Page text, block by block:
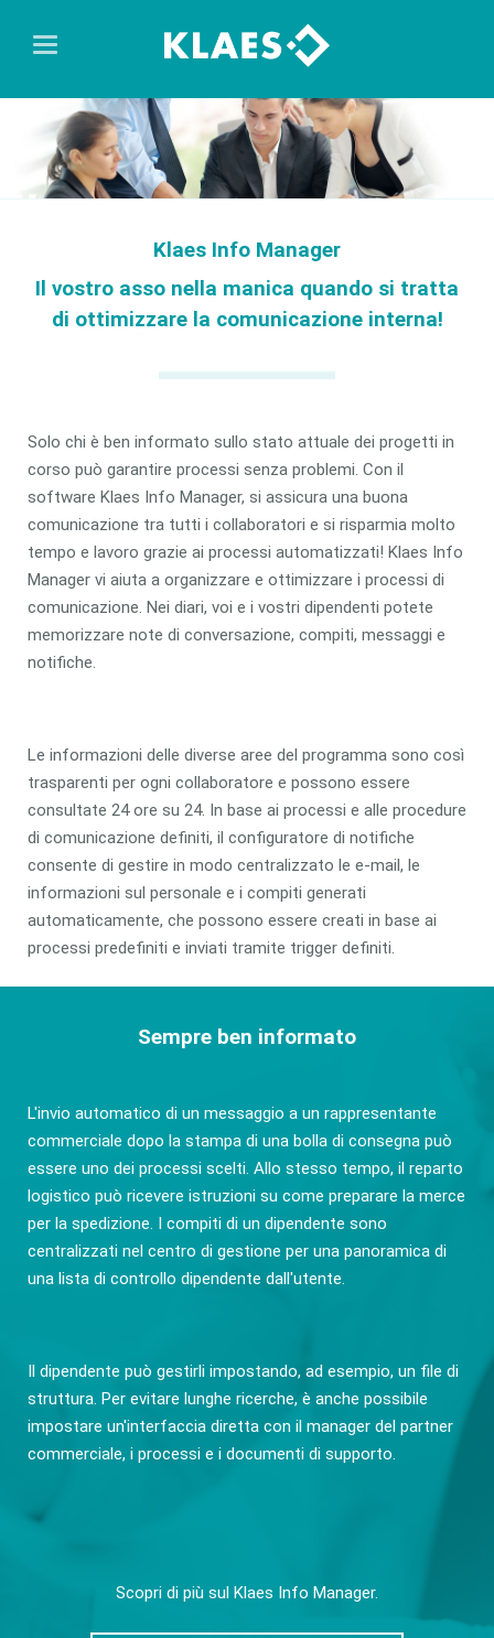
Klaes Info Manager
Il vostro asso nella manica quando si tratta
di ottimizzare la comunicazione interna!
Solo chi è ben informato sullo stato attuale dei progetti in
corso può garantire processi senza problemi. Con il
software Klaes Info Manager, si assicura una buona
comunicazione tra tutti i collaboratori e si risparmia molto
tempo e lavoro grazie ai processi automatizzati! Klaes Info
Manager vi aiuta a organizzare e ottimizzare i processi di
comunicazione. Nei diari, voi e i vostri dipendenti potete
memorizzare note di conversazione, compiti, messaggi e
notifiche.
Le informazioni delle diverse aree del programma sono così
trasparenti per ogni collaboratore e possono essere
consultate 24 ore su 24. In base ai processi e alle procedure
di comunicazione definiti, il configuratore di notifiche
consente di gestire in modo centralizzato le e-mail, le
informazioni sul personale e i compiti generati
automaticamente, che possono essere creati in base ai
processi predefiniti e inviati tramite trigger definiti.
Sempre ben informato
L'invio automatico di un messaggio a un rappresentante
commerciale dopo la stampa di una bolla di consegna può
essere uno dei processi scelti. Allo stesso tempo, il reparto
logistico può ricevere istruzioni su come preparare la merce
per la spedizione. I compiti di un dipendente sono
centralizzati nel centro di gestione per una panoramica di
una lista di controllo dipendente dall'utente.
Il dipendente può gestirli impostando, ad esempio, un file di
struttura. Per evitare lunghe ricerche, è anche possibile
impostare un'interfaccia diretta con il manager del partner
commerciale, i processi e i documenti di supporto.
Scopri di più sul Klaes Info Manager.